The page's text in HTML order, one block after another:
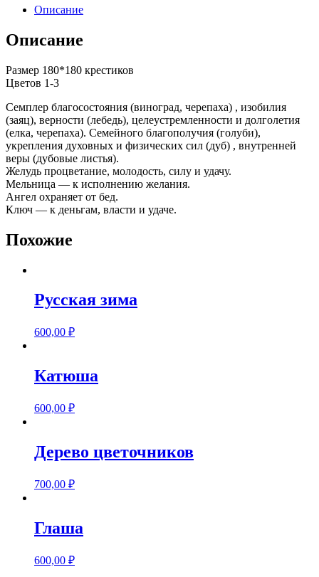
Описание
Описание
Размер 180*180 крестиков
Цветов 1-3
Семплер благосостояния (виноград, черепаха) , изобилия
(заяц), верности (лебедь), целеустремленности и долголетия
(елка, черепаха). Семейного благополучия (голуби),
укрепления духовных и физических сил (дуб) , внутренней
веры (дубовые листья).
Желудь процветание, молодость, силу и удачу.
Мельница — к исполнению желания.
Ангел охраняет от бед.
Ключ — к деньгам, власти и удаче.
Похожие
Русская зима
600,00 ₽
Катюша
600,00 ₽
Дерево цветочников
700,00 ₽
Глаша
600,00 ₽